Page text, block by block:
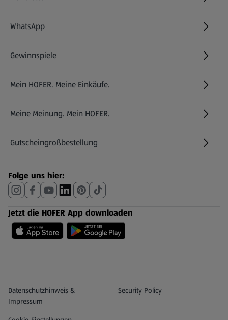
WhatsApp
Gewinnspiele
Mein HOFER. Meine Einkäufe.
Meine Meinung. Mein HOFER.
Gutscheingroßbestellung
(öffnet in einem neuen Tab)
Folge uns hier:
Jetzt die HOFER App downloaden
Datenschutz- und Richtlinienmenü
Datenschutzhinweis &
Impressum
Security Policy
(öffnet in einem neuen Tab)